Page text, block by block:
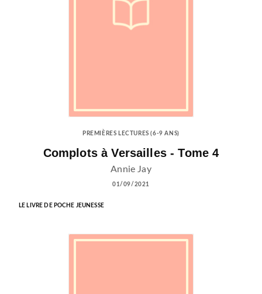
PREMIÈRES LECTURES (6-9 ANS)
Complots à Versailles - Tome 4
Annie Jay
01/09/2021
LE LIVRE DE POCHE JEUNESSE